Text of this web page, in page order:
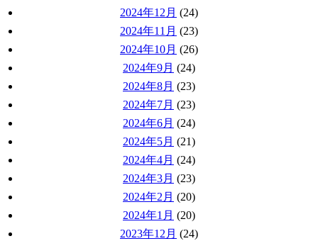
2024年12月 (24)
2024年11月 (23)
2024年10月 (26)
2024年9月 (24)
2024年8月 (23)
2024年7月 (23)
2024年6月 (24)
2024年5月 (21)
2024年4月 (24)
2024年3月 (23)
2024年2月 (20)
2024年1月 (20)
2023年12月 (24)